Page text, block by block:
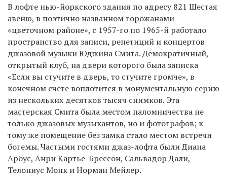
В лофте нью-йоркского здания по адресу 821 Шестая
авеню, в поэтично названном горожанами
«цветочном районе», с 1957-го по 1965-й работало
пространство для записи, репетиций и концертов
джазовой музыки Юджина Смита. Демократичный,
открытый клуб, на двери которого была записка
«Если вы стучите в дверь, то стучите громче», в
конечном счете воплотится в монументальную серию
из нескольких десятков тысяч снимков. Эта
мастерская Смита была местом паломничества не
только джазовых музыкантов, но и фотографов; к
тому же помещение без замка стало местом встречи
богемы. Частыми гостями джаз-лофта были Диана
Арбус, Анри Картье-Брессон, Сальвадор Дали,
Телониус Монк и Норман Мейлер.